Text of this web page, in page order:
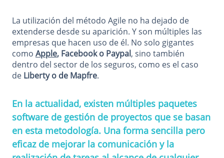
La utilización del método Agile no ha dejado de
extenderse desde su aparición. Y son múltiples las
empresas que hacen uso de él. No solo gigantes
como Apple, Facebook o Paypal, sino también
dentro del sector de los seguros, como es el caso
de Liberty o de Mapfre.
En la actualidad, existen múltiples paquetes
software de gestión de proyectos que se basan
en esta metodología. Una forma sencilla pero
eficaz de mejorar la comunicación y la